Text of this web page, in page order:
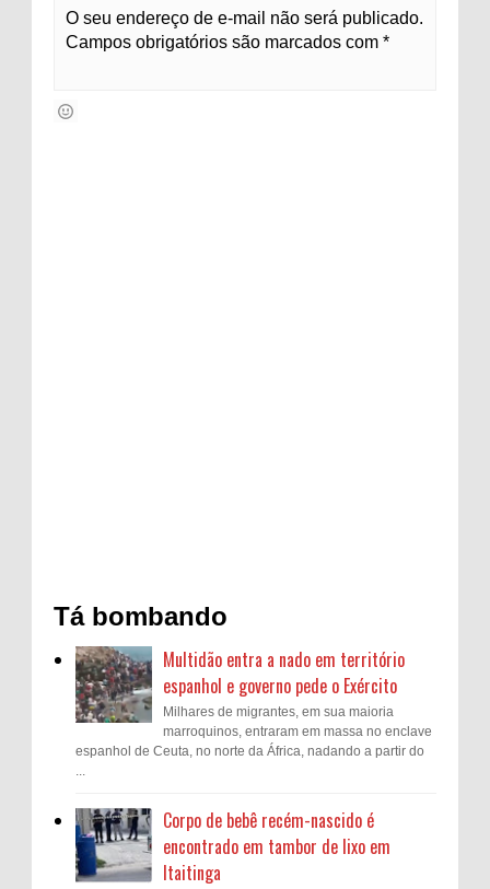
O seu endereço de e-mail não será publicado.
Campos obrigatórios são marcados com *
Tá bombando
Multidão entra a nado em território
espanhol e governo pede o Exército
Milhares de migrantes, em sua maioria
marroquinos, entraram em massa no enclave
espanhol de Ceuta, no norte da África, nadando a partir do
...
Corpo de bebê recém-nascido é
encontrado em tambor de lixo em
Itaitinga